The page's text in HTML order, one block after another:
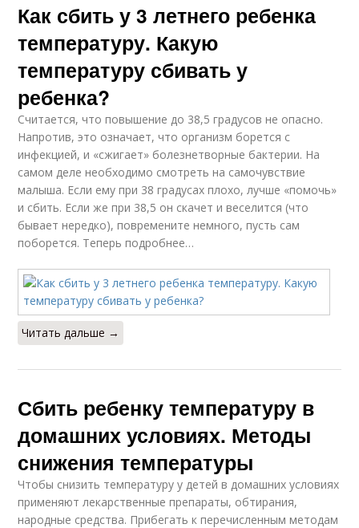
Как сбить у 3 летнего ребенка
температуру. Какую
температуру сбивать у
ребенка?
Считается, что повышение до 38,5 градусов не опасно.
Напротив, это означает, что организм борется с
инфекцией, и «сжигает» болезнетворные бактерии. На
самом деле необходимо смотреть на самочувствие
малыша. Если ему при 38 градусах плохо, лучше «помочь»
и сбить. Если же при 38,5 он скачет и веселится (что
бывает нередко), повремените немного, пусть сам
поборется. Теперь подробнее…
Читать дальше →
Сбить ребенку температуру в
домашних условиях. Методы
снижения температуры
Чтобы снизить температуру у детей в домашних условиях
применяют лекарственные препараты, обтирания,
народные средства. Прибегать к перечисленным методам